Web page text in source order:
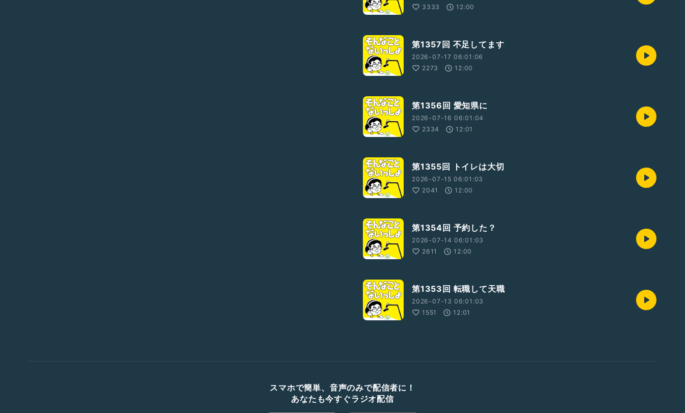
3333
12:00
第1357回 不足してます
2026-07-17 06:01:06
2273
12:00
第1356回 愛知県に
2026-07-16 06:01:04
2334
12:01
第1355回 トイレは大切
2026-07-15 06:01:03
2041
12:00
第1354回 予約した？
2026-07-14 06:01:03
2611
12:00
第1353回 転職して天職
2026-07-13 06:01:03
1551
12:01
スマホで簡単、音声のみで配信者に！
あなたも今すぐラジオ配信